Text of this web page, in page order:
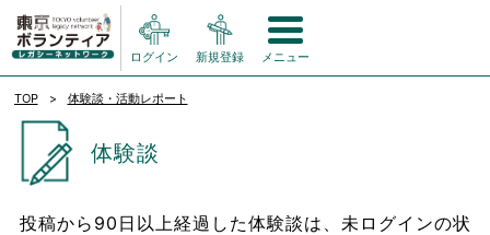
ログイン 新規登録 メニュー
TOP 体験談・活動レポート
体験談
投稿から90日以上経過した体験談は、未ログインの状